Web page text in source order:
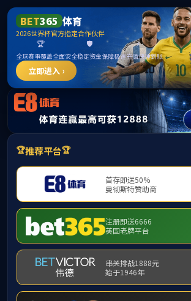
ylzz线路检测-首页
首页 学院概况